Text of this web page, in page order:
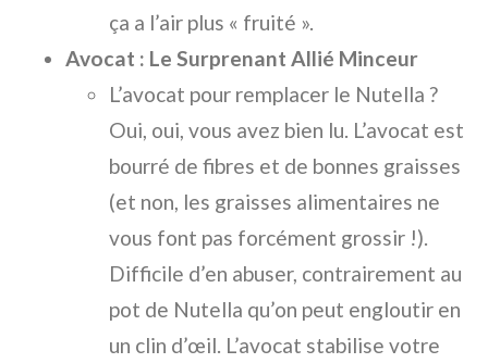
ça a l’air plus « fruité ».
Avocat : Le Surprenant Allié Minceur
L’avocat pour remplacer le Nutella ?
Oui, oui, vous avez bien lu. L’avocat est
bourré de fibres et de bonnes graisses
(et non, les graisses alimentaires ne
vous font pas forcément grossir !).
Difficile d’en abuser, contrairement au
pot de Nutella qu’on peut engloutir en
un clin d’œil. L’avocat stabilise votre